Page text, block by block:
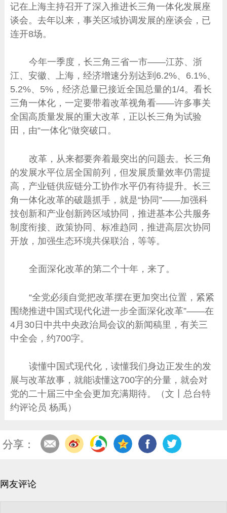
记在上海主持召开了深入推进长三角一体化发展座
谈会。去年以来，事关区域协调发展的座谈会，已
连开8场。
今年一季度，长三角三省一市——江苏、浙
江、安徽、上海，经济增速分别达到6.2%、6.1%、
5.2%、5%，经济总量已接近全国总量的1/4。看长
三角一体化，一定要带着改革视角看——许多事关
全国高质量发展的重大改革，正以长三角为试验
田，由“一体化”做突破口。
改革，从来都要奔着最突出的问题去。长三角
的发展水平位居全国前列，但发展质量效率仍需提
高，产业链供应链分工协作水平仍有待提升。长三
角一体化改革的破题抓手，就是“协同”——加强科
技创新和产业创新跨区域协同，推进基本公共服务
制度衔接、政策协同、标准趋同，推进高层次协同
开放，加强生态环境共保联治，等等。
全面深化改革的第二个十年，来了。
“全党必须自觉把改革摆在更加突出位置，紧紧
围绕推进中国式现代化进一步全面深化改革”——在
4月30日中共中央政治局会议的新闻稿里，有关三
中全会，约700字。
读懂中国式现代化，读懂我们身边正发生的发
展与改革故事，就能读懂这700字的分量，就会对
党的二十届三中全会更加充满期待。（文丨总台特
约评论员 杨禹）
分享：
网友评论